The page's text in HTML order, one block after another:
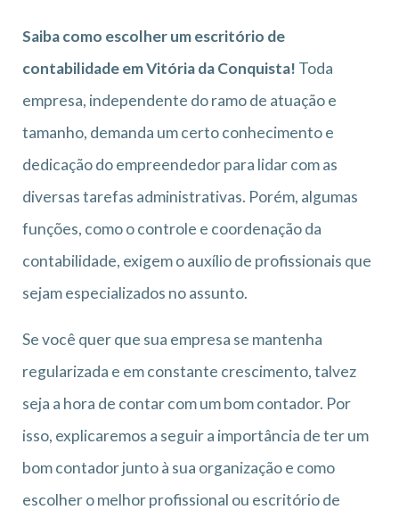
Saiba como escolher um escritório de
contabilidade em Vitória da Conquista! Toda
empresa, independente do ramo de atuação e
tamanho, demanda um certo conhecimento e
dedicação do empreendedor para lidar com as
diversas tarefas administrativas. Porém, algumas
funções, como o controle e coordenação da
contabilidade, exigem o auxílio de profissionais que
sejam especializados no assunto.
Se você quer que sua empresa se mantenha
regularizada e em constante crescimento, talvez
seja a hora de contar com um bom contador. Por
isso, explicaremos a seguir a importância de ter um
bom contador junto à sua organização e como
escolher o melhor profissional ou escritório de